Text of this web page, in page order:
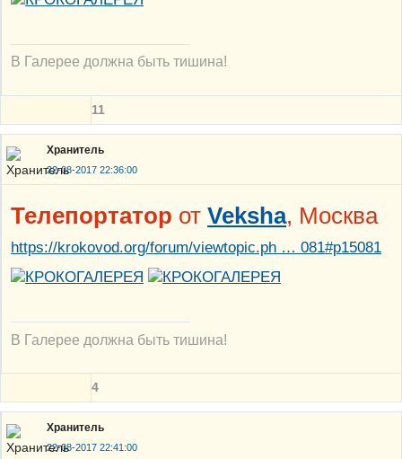
В Галерее должна быть тишина!
11
Хранитель
22-08-2017 22:36:00
Телепортатор от Veksha, Москва
https://krokovod.org/forum/viewtopic.ph … 081#p15081
В Галерее должна быть тишина!
4
Хранитель
22-08-2017 22:41:00